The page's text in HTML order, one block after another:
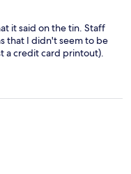
it said on the tin. Staff
that I didn't seem to be
a credit card printout).